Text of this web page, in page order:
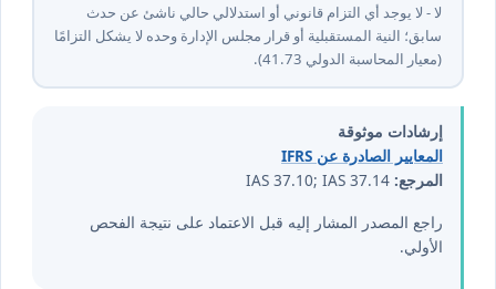
لا - لا يوجد أي التزام قانوني أو استدلالي حالي ناشئ عن حدث
سابق؛ النية المستقبلية أو قرار مجلس الإدارة وحده لا يشكل التزامًا
(معيار المحاسبة الدولي ⁦37⁩.⁦14⁩).
إرشادات موثوقة
المعايير الصادرة عن IFRS
المرجع:
راجع المصدر المشار إليه قبل الاعتماد على نتيجة الفحص
الأولي.